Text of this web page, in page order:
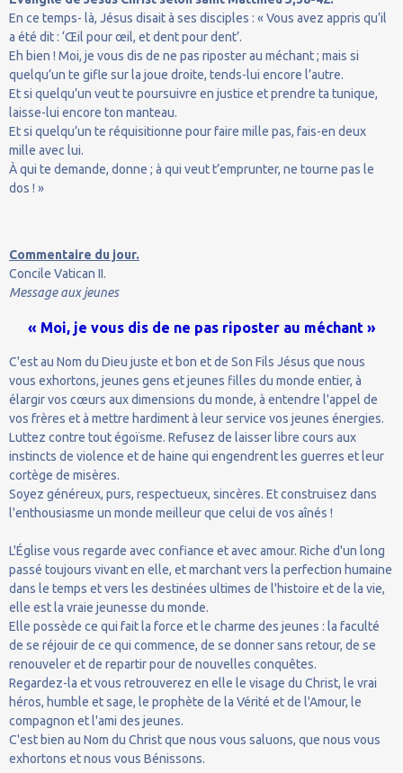
En ce temps- là, Jésus disait à ses disciples : « Vous avez appris qu’il
a été dit : ‘Œil pour œil, et dent pour dent’.
Eh bien ! Moi, je vous dis de ne pas riposter au méchant ; mais si
quelqu’un te gifle sur la joue droite, tends-lui encore l’autre.
Et si quelqu’un veut te poursuivre en justice et prendre ta tunique,
laisse-lui encore ton manteau.
Et si quelqu’un te réquisitionne pour faire mille pas, fais-en deux
mille avec lui.
À qui te demande, donne ; à qui veut t’emprunter, ne tourne pas le
dos ! »
Commentaire du jour.
Concile Vatican II.
Message aux jeunes
« Moi, je vous dis de ne pas riposter au méchant »
C'est au Nom du Dieu juste et bon et de Son Fils Jésus que nous
vous exhortons, jeunes gens et jeunes filles du monde entier, à
élargir vos cœurs aux dimensions du monde, à entendre l'appel de
vos frères et à mettre hardiment à leur service vos jeunes énergies.
Luttez contre tout égoïsme. Refusez de laisser libre cours aux
instincts de violence et de haine qui engendrent les guerres et leur
cortège de misères.
Soyez généreux, purs, respectueux, sincères. Et construisez dans
l'enthousiasme un monde meilleur que celui de vos aînés !
L'Église vous regarde avec confiance et avec amour. Riche d'un long
passé toujours vivant en elle, et marchant vers la perfection humaine
dans le temps et vers les destinées ultimes de l'histoire et de la vie,
elle est la vraie jeunesse du monde.
Elle possède ce qui fait la force et le charme des jeunes : la faculté
de se réjouir de ce qui commence, de se donner sans retour, de se
renouveler et de repartir pour de nouvelles conquêtes.
Regardez-la et vous retrouverez en elle le visage du Christ, le vrai
héros, humble et sage, le prophète de la Vérité et de l'Amour, le
compagnon et l'ami des jeunes.
C'est bien au Nom du Christ que nous vous saluons, que nous vous
exhortons et nous vous Bénissons.